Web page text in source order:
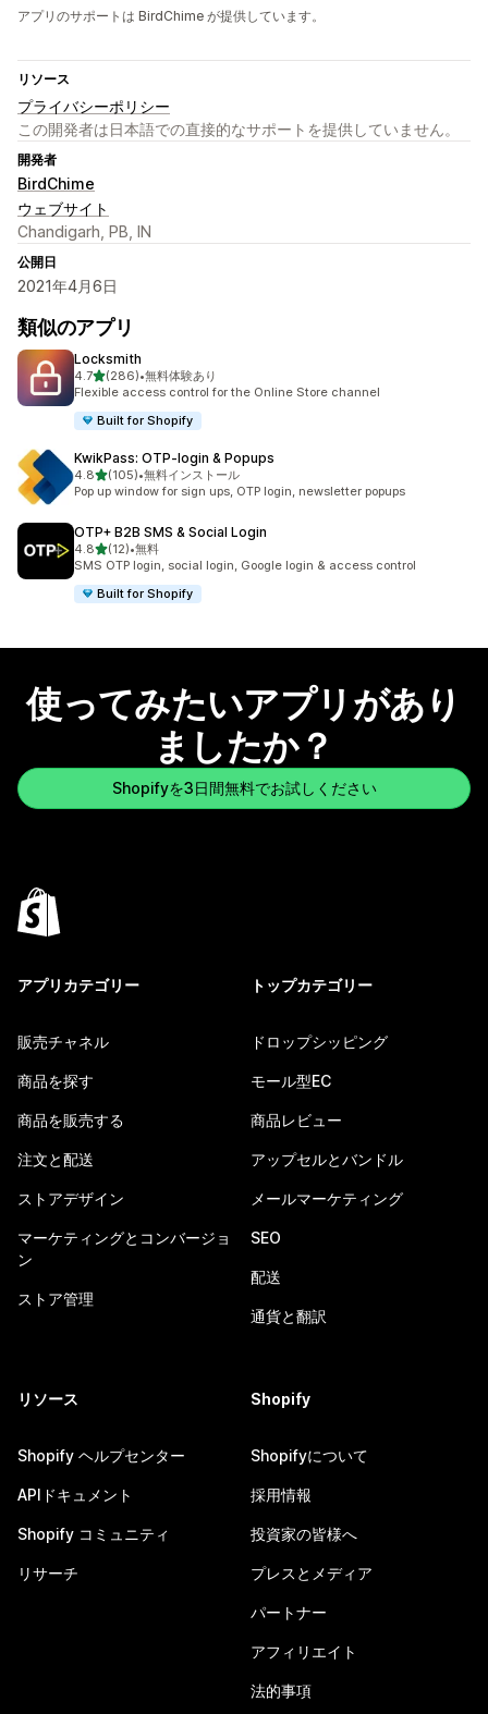
アプリのサポートは BirdChime が提供しています。
リソース
プライバシーポリシー
この開発者は日本語での直接的なサポートを提供していません。
開発者
BirdChime
ウェブサイト
Chandigarh, PB, IN
公開日
2021年4月6日
類似のアプリ
Locksmith
4.75つ星中
(286)
合計レビュー数：286件
•無料体験あり
Flexible access control for the Online Store channel
Built for Shopify
KwikPass: OTP‑login & Popups
4.85つ星中
(105)
合計レビュー数：105件
•無料インストール
Pop up window for sign ups, OTP login, newsletter popups
OTP+ B2B SMS & Social Login
4.85つ星中
(12)
合計レビュー数：12件
•無料
SMS OTP login, social login, Google login & access control
Built for Shopify
使ってみたいアプリがあり
ましたか？
Shopifyを3日間無料でお試しください
アプリカテゴリー
販売チャネル
商品を探す
商品を販売する
注文と配送
ストアデザイン
マーケティングとコンバージョ
ン
ストア管理
トップカテゴリー
ドロップシッピング
モール型EC
商品レビュー
アップセルとバンドル
メールマーケティング
SEO
配送
通貨と翻訳
リソース
Shopify ヘルプセンター
APIドキュメント
Shopify コミュニティ
リサーチ
Shopify
Shopifyについて
採用情報
投資家の皆様へ
プレスとメディア
パートナー
アフィリエイト
法的事項